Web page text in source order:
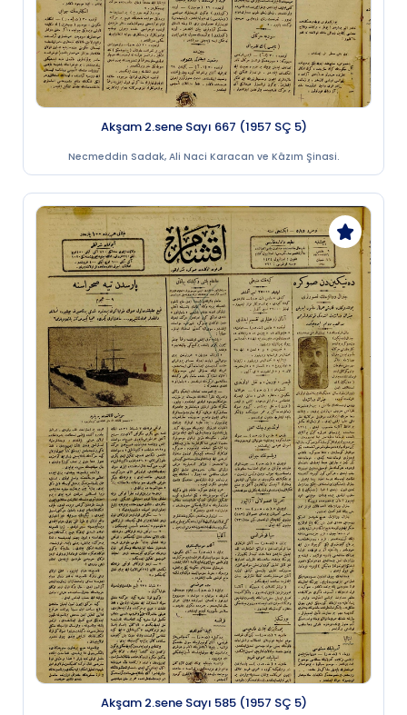
Akşam 2.sene Sayı 667 (1957 SÇ 5)
Necmeddin Sadak, Ali Naci Karacan ve Kâzım Şinasi.
Akşam 2.sene Sayı 585 (1957 SÇ 5)